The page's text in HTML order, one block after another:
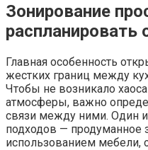
Зонирование
Главная особенность
жестких границ между
Чтобы не возникало
атмосферы, важно
связи между ними. Один
подходов — продуманное
использованием мебели,